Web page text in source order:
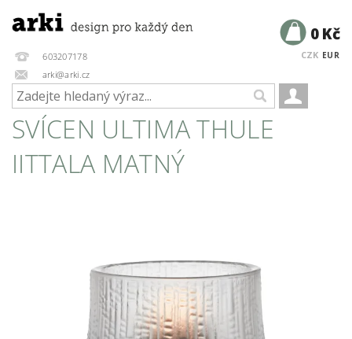
603207178
arki@arki.cz
CZK EUR
0 Kč
SVÍCEN ULTIMA THULE
IITTALA MATNÝ